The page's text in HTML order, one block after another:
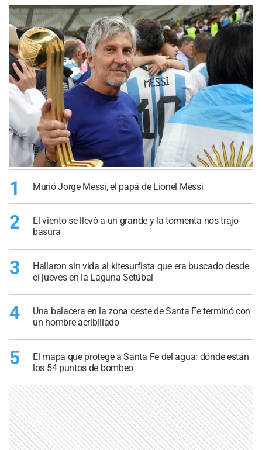
1 Murió Jorge Messi, el papá de Lionel Messi
2
El viento se llevó a un grande y la tormenta nos trajo
basura
3
Hallaron sin vida al kitesurfista que era buscado desde
el jueves en la Laguna Setúbal
4
Una balacera en la zona oeste de Santa Fe terminó con
un hombre acribillado
5
El mapa que protege a Santa Fe del agua: dónde están
los 54 puntos de bombeo